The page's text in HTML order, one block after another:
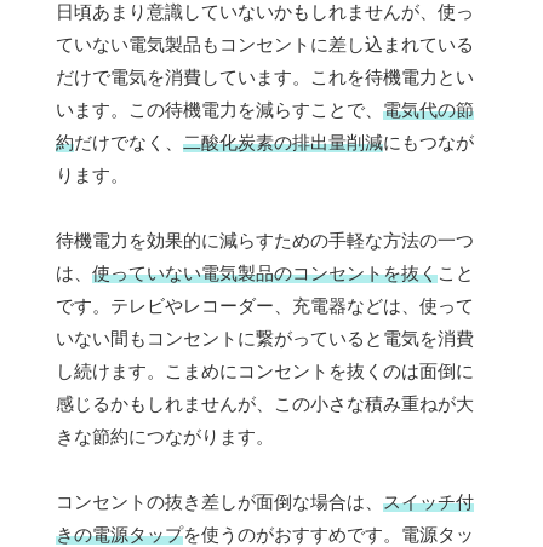
日頃あまり意識していないかもしれませんが、使っ
ていない電気製品もコンセントに差し込まれている
だけで電気を消費しています。これを待機電力とい
います。この待機電力を減らすことで、 電気代の節
約だけでなく、 二酸化炭素の排出量削減にもつなが
ります。
待機電力を効果的に減らすための手軽な方法の一つ
は、 使っていない電気製品のコンセントを抜くこと
です。テレビやレコーダー、充電器などは、使って
いない間もコンセントに繋がっていると電気を消費
し続けます。こまめにコンセントを抜くのは面倒に
感じるかもしれませんが、この小さな積み重ねが大
きな節約につながります。
コンセントの抜き差しが面倒な場合は、 スイッチ付
きの電源タップを使うのがおすすめです。電源タッ